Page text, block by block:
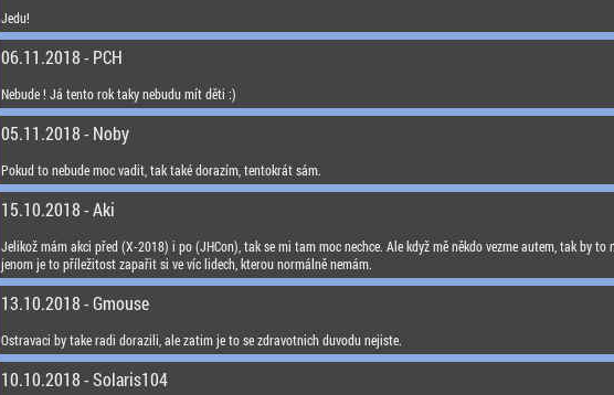
Jedu!
06.11.2018 - PCH
Nebude ! Já tento rok taky nebudu mít děti :)
05.11.2018 - Noby
Pokud to nebude moc vadit, tak také dorazím, tentokrát sám.
15.10.2018 - Aki
Jelikož mám akci před (X-2018) i po (JHCon), tak se mi tam moc nechce. Ale když mě někdo vezme autem, tak by to
jenom je to příležitost zapařit si ve víc lidech, kterou normálně nemám.
13.10.2018 - Gmouse
Ostravaci by take radi dorazili, ale zatim je to se zdravotnich duvodu nejiste.
10.10.2018 - Solaris104